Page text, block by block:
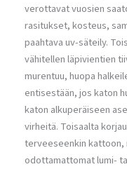
verottavat vuosien
rasitukset, kosteus,
paahtava uv-säteily.
vähitellen läpivientien
murentuu, huopa
entisestään, jos katon
katon alkuperäiseen
virheitä. Toisaalta
terveeseenkin kattoon,
odottamattomat lumi-